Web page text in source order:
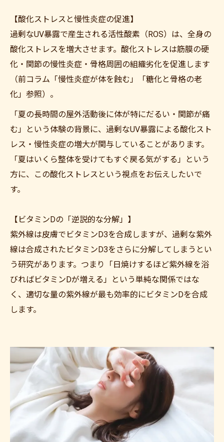
【酸化ストレスと慢性炎症の促進】
過剰なUV暴露で産生される活性酸素（ROS）は、全身の
酸化ストレスを増大させます。酸化ストレスは筋膜の硬
化・関節の慢性炎症・骨格周囲の組織劣化を促進します
（前コラム「慢性炎症が体を蝕む」「糖化と骨格の老
化」参照）。
「夏の長時間の屋外活動後に体が特にだるい・関節が痛
む」という体験の背景に、過剰なUV暴露による酸化スト
レス・慢性炎症の増大が関与していることがあります。
「夏はいくら整体を受けてもすぐ戻る気がする」という
方に、この酸化ストレスという視点をお伝えしたいで
す。
【ビタミンDの「逆説的な分解」】
紫外線は皮膚でビタミンD3を合成しますが、過剰な紫外
線は合成されたビタミンD3をさらに分解してしまうとい
う研究があります。つまり「日焼けするほど紫外線を浴
びればビタミンDが増える」という単純な関係ではな
く、適切な量の紫外線が最も効率的にビタミンDを合成
します。
ご予約はこちら